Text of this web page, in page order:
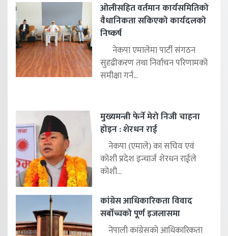
ओलीसहित वर्तमान कार्यसमितिको
वैधानिकता सकिएको कार्यदलको
निष्कर्ष
नेकपा एमालेमा पार्टी संगठन
सुदृढीकरण तथा निर्वाचन परिणामको
समीक्षा गर्न...
मुख्यमन्त्री फेर्ने मेरो निजी चाहना
होइन : शेरधन राई
नेकपा (एमाले) का सचिव एवं
कोशी प्रदेश इन्चार्ज शेरधन राईले
कोशी...
कांग्रेस आधिकारिकता विवाद
सर्बोच्चको पूर्ण इजलासमा
नेपाली कांग्रेसको आधिकारिकता